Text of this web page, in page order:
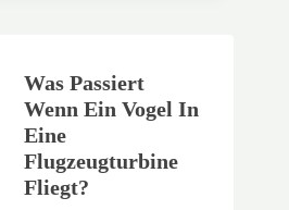
Was Passiert
Wenn Ein Vogel In
Eine
Flugzeugturbine
Fliegt?